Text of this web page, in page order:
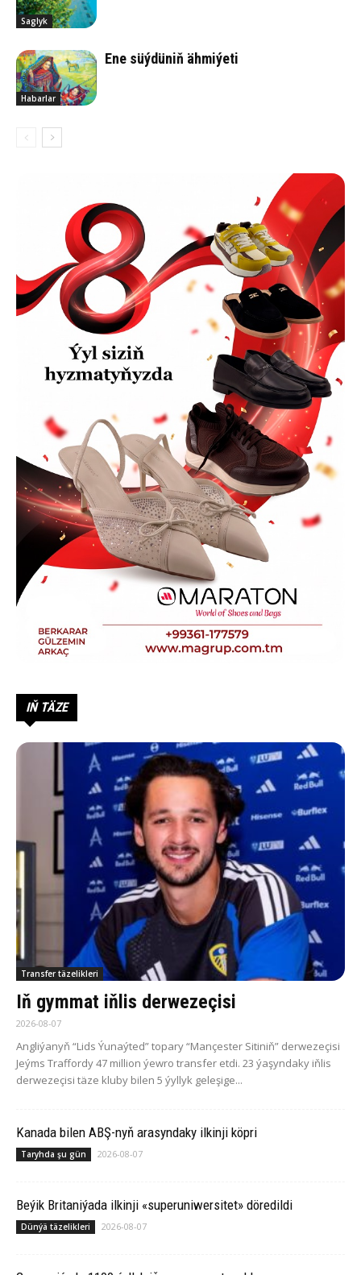
Saglyk
Habarlar
Ene süý­dü­niň äh­mi­ýe­ti
IŇ TÄZE
Transfer täzelikleri
Iň gymmat iňlis derwezeçisi
2026-08-07
Angliýanyň “Lids Ýunaýted” topary “Mançester Sitiniň” derwezeçisi
Jeýms Traffordy 47 million ýewro transfer etdi. 23 ýaşyndaky iňlis
derwezeçisi täze kluby bilen 5 ýyllyk geleşige...
Ka­na­da bilen ABŞ-nyň arasyndaky ilkinji köp­ri
Taryhda şu gün 2026-08-07
Beýik Britaniýada ilkinji «superuniwersitet» döredildi
Dünýä täzelikleri 2026-08-07